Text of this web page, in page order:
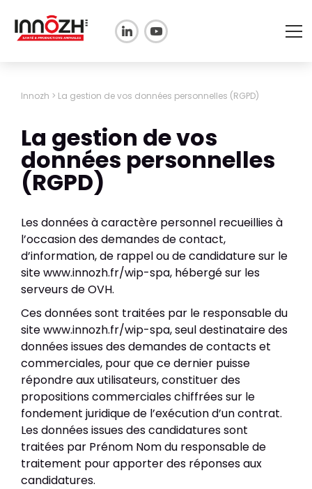
Essais en santé animale et zootechnie
Analyse et traitement de données
Veille & Benchmark technique
Références clients & cas d'études
Etudes d’appétence
Etudes fonctionnelles
Veille & Benchmark Petcare et
Ressources & Projets de recherche
FORMATIONS
RESSOURCES
Publications scientifiques
Projets de recherche
Nos expertises
Crédit Impôt Recherche
Aide à la création de consortium
Label CRT & Agréments
Actualités & Agenda
Contactez-nous
L’équipe
INNOZH Corporate
Le Centre de Ressources
Technologiques
Soutenir la recherche
EN
FR
Innozh > La gestion de vos données personnelles (RGPD)
La gestion de vos
données personnelles
(RGPD)
Les données à caractère personnel recueillies à
l’occasion des demandes de contact,
d’information, de rappel ou de candidature sur le
site www.innozh.fr/wip-spa, hébergé sur les
serveurs de OVH.
Ces données sont traitées par le responsable du
site www.innozh.fr/wip-spa, seul destinataire des
données issues des demandes de contacts et
commerciales, pour que ce dernier puisse
répondre aux utilisateurs, constituer des
propositions commerciales chiffrées sur le
fondement juridique de l’exécution d’un contrat.
Les données issues des candidatures sont
traitées par Prénom Nom du responsable de
traitement pour apporter des réponses aux
candidatures.